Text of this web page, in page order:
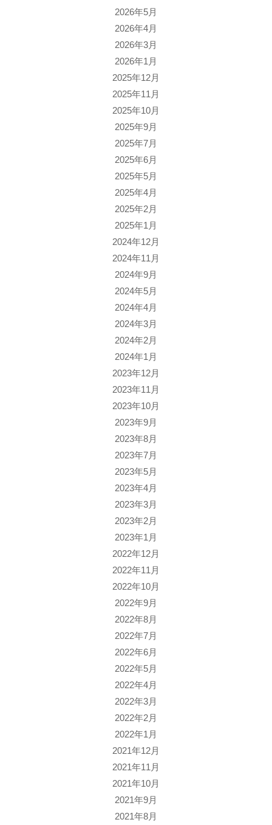
2026年5月
2026年4月
2026年3月
2026年1月
2025年12月
2025年11月
2025年10月
2025年9月
2025年7月
2025年6月
2025年5月
2025年4月
2025年2月
2025年1月
2024年12月
2024年11月
2024年9月
2024年5月
2024年4月
2024年3月
2024年2月
2024年1月
2023年12月
2023年11月
2023年10月
2023年9月
2023年8月
2023年7月
2023年5月
2023年4月
2023年3月
2023年2月
2023年1月
2022年12月
2022年11月
2022年10月
2022年9月
2022年8月
2022年7月
2022年6月
2022年5月
2022年4月
2022年3月
2022年2月
2022年1月
2021年12月
2021年11月
2021年10月
2021年9月
2021年8月